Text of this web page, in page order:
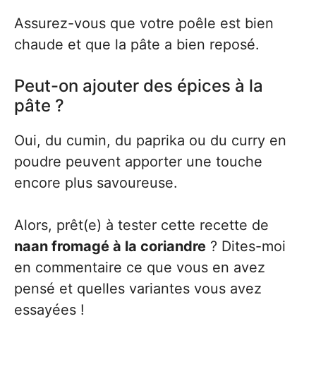
Assurez-vous que votre poêle est bien
chaude et que la pâte a bien reposé.
Peut-on ajouter des épices à la
pâte ?
Oui, du cumin, du paprika ou du curry en
poudre peuvent apporter une touche
encore plus savoureuse.
Alors, prêt(e) à tester cette recette de
naan fromagé à la coriandre ? Dites-moi
en commentaire ce que vous en avez
pensé et quelles variantes vous avez
essayées !